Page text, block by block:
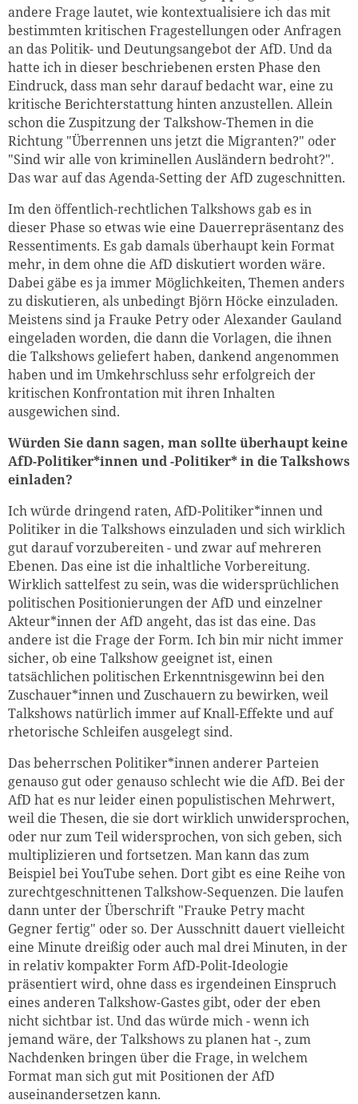
andere Frage lautet, wie kontextualisiere ich das mit
bestimmten kritischen Fragestellungen oder Anfragen
an das Politik- und Deutungsangebot der AfD. Und da
hatte ich in dieser beschriebenen ersten Phase den
Eindruck, dass man sehr darauf bedacht war, eine zu
kritische Berichterstattung hinten anzustellen. Allein
schon die Zuspitzung der Talkshow-Themen in die
Richtung "Überrennen uns jetzt die Migranten?" oder
"Sind wir alle von kriminellen Ausländern bedroht?".
Das war auf das Agenda-Setting der AfD zugeschnitten.
Im den öffentlich-rechtlichen Talkshows gab es in
dieser Phase so etwas wie eine Dauerrepräsentanz des
Ressentiments. Es gab damals überhaupt kein Format
mehr, in dem ohne die AfD diskutiert worden wäre.
Dabei gäbe es ja immer Möglichkeiten, Themen anders
zu diskutieren, als unbedingt Björn Höcke einzuladen.
Meistens sind ja Frauke Petry oder Alexander Gauland
eingeladen worden, die dann die Vorlagen, die ihnen
die Talkshows geliefert haben, dankend angenommen
haben und im Umkehrschluss sehr erfolgreich der
kritischen Konfrontation mit ihren Inhalten
ausgewichen sind.
Würden Sie dann sagen, man sollte überhaupt keine
AfD-Politiker*innen und -Politiker* in die Talkshows
einladen?
Ich würde dringend raten, AfD-Politiker*innen und
Politiker in die Talkshows einzuladen und sich wirklich
gut darauf vorzubereiten - und zwar auf mehreren
Ebenen. Das eine ist die inhaltliche Vorbereitung.
Wirklich sattelfest zu sein, was die widersprüchlichen
politischen Positionierungen der AfD und einzelner
Akteur*innen der AfD angeht, das ist das eine. Das
andere ist die Frage der Form. Ich bin mir nicht immer
sicher, ob eine Talkshow geeignet ist, einen
tatsächlichen politischen Erkenntnisgewinn bei den
Zuschauer*innen und Zuschauern zu bewirken, weil
Talkshows natürlich immer auf Knall-Effekte und auf
rhetorische Schleifen ausgelegt sind.
Das beherrschen Politiker*innen anderer Parteien
genauso gut oder genauso schlecht wie die AfD. Bei der
AfD hat es nur leider einen populistischen Mehrwert,
weil die Thesen, die sie dort wirklich unwidersprochen,
oder nur zum Teil widersprochen, von sich geben, sich
multiplizieren und fortsetzen. Man kann das zum
Beispiel bei YouTube sehen. Dort gibt es eine Reihe von
zurechtgeschnittenen Talkshow-Sequenzen. Die laufen
dann unter der Überschrift "Frauke Petry macht
Gegner fertig" oder so. Der Ausschnitt dauert vielleicht
eine Minute dreißig oder auch mal drei Minuten, in der
in relativ kompakter Form AfD-Polit-Ideologie
präsentiert wird, ohne dass es irgendeinen Einspruch
eines anderen Talkshow-Gastes gibt, oder der eben
nicht sichtbar ist. Und das würde mich - wenn ich
jemand wäre, der Talkshows zu planen hat -, zum
Nachdenken bringen über die Frage, in welchem
Format man sich gut mit Positionen der AfD
auseinandersetzen kann.